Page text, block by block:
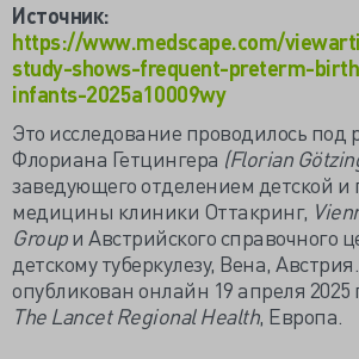
Источник:
https://www.medscape.com/
study-shows-frequent-preterm-
infants-2025a10009wy
Это исследование проводилось под
Флориана Гетцингера (Florian
заведующего отделением детской и
медицины клиники Оттакринг,
Groupи Австрийского справочного
детскому туберкулезу, Вена,
опубликован онлайн 19 апреля 2025
The Lancet Regional Health, Европа.